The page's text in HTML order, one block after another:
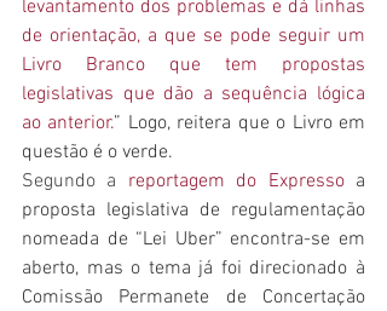
levantamento dos problemas e dá linhas
de orientação, a que se pode seguir um
Livro Branco que tem propostas
legislativas que dão a sequência lógica
ao anterior.” Logo, reitera que o Livro em
questão é o verde.
Segundo a reportagem do Expresso a
proposta legislativa de regulamentação
nomeada de “Lei Uber” encontra-se em
aberto, mas o tema já foi direcionado à
Comissão Permanete de Concertação